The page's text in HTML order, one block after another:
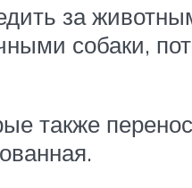
за
собаки,
также